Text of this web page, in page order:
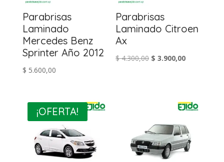
Parabrisas
Laminado
Mercedes Benz
Sprinter Año 2012
$ 5.600,00
Parabrisas
Laminado Citroen
Ax
$4.300,00 El
$ 4.300,00.
$ 3.900,00El
$ 3.900,00.
¡OFERTA!